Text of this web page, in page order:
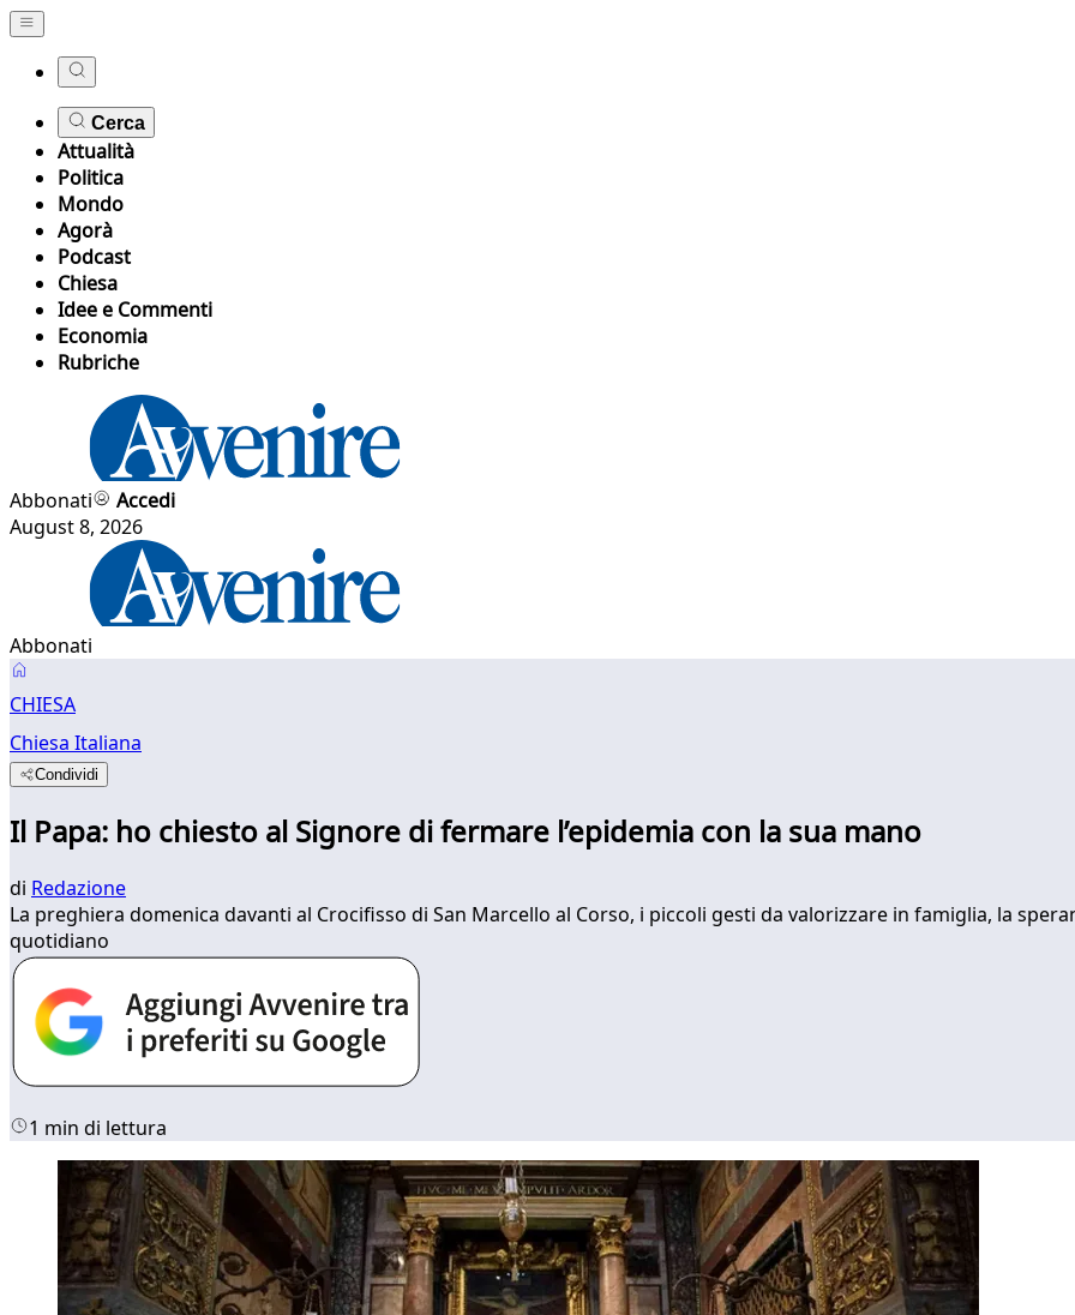
Cerca
Attualità
Politica
Mondo
Agorà
Podcast
Chiesa
Idee e Commenti
Economia
Rubriche
Abbonati
Accedi
August 8, 2026
Abbonati
CHIESA
Chiesa Italiana
Condividi
Il Papa: ho chiesto al Signore di fermare l’epidemia con la sua mano
di Redazione
La preghiera domenica davanti al Crocifisso di San Marcello al Corso, i piccoli gesti da valorizzare in famiglia, la
quotidiano
1 min di lettura